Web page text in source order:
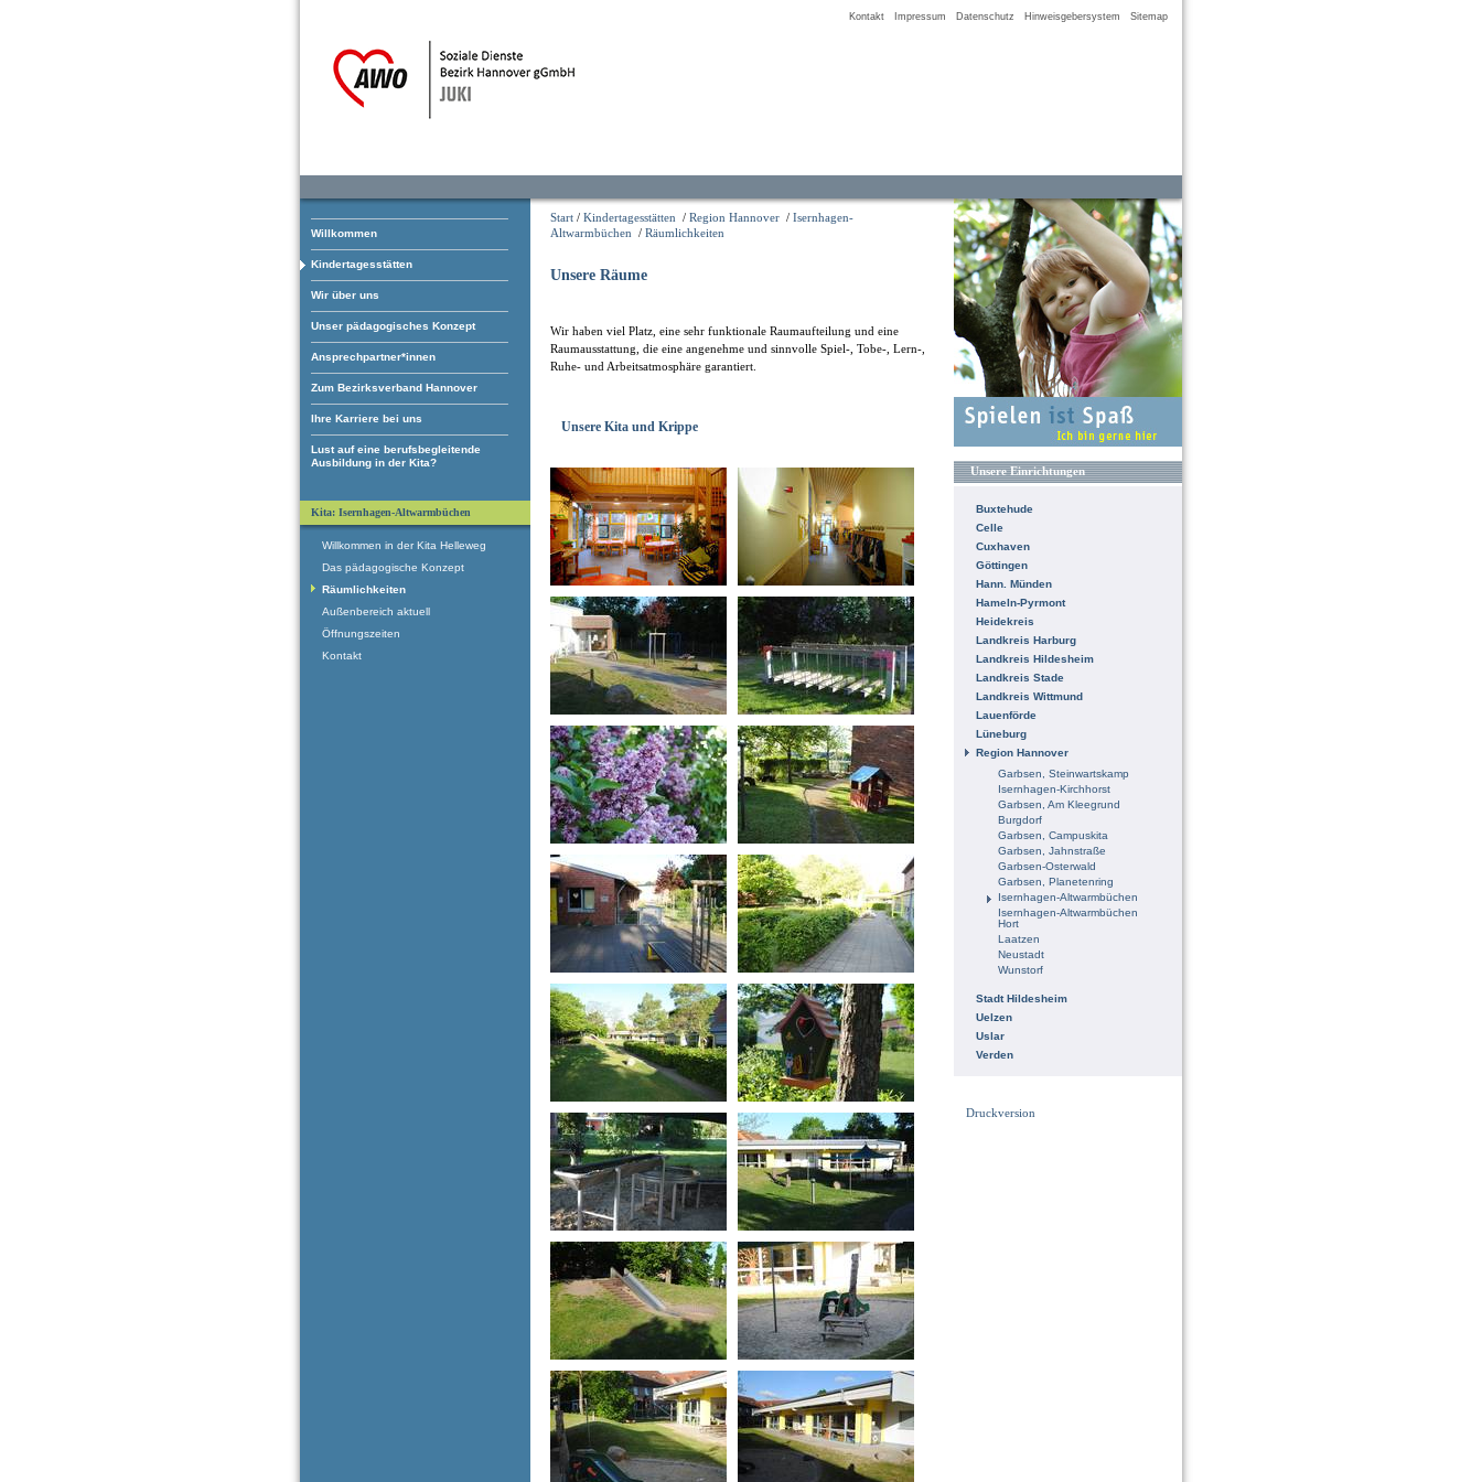
Kontakt Impressum Datenschutz Hinweisgebersystem Sitemap
Willkommen
Kindertagesstätten
Wir über uns
Unser pädagogisches Konzept
Ansprechpartner*innen
Zum Bezirksverband Hannover
Ihre Karriere bei uns
Lust auf eine berufsbegleitende
Ausbildung in der Kita?
Start / Kindertagesstätten / Region Hannover / Isernhagen-
Altwarmbüchen / Räumlichkeiten
Unsere Räume
Wir haben viel Platz, eine sehr funktionale Raumaufteilung und eine
Raumausstattung, die eine angenehme und sinnvolle Spiel-, Tobe-, Lern-,
Ruhe- und Arbeitsatmosphäre garantiert.
Unsere Kita und Krippe
Unsere Einrichtungen
Buxtehude
Celle
Cuxhaven
Göttingen
Hann. Münden
Hameln-Pyrmont
Heidekreis
Landkreis Harburg
Landkreis Hildesheim
Landkreis Stade
Landkreis Wittmund
Lauenförde
Lüneburg
Region Hannover
Garbsen, Steinwartskamp
Isernhagen-Kirchhorst
Garbsen, Am Kleegrund
Burgdorf
Garbsen, Campuskita
Garbsen, Jahnstraße
Garbsen-Osterwald
Garbsen, Planetenring
Isernhagen-Altwarmbüchen
Isernhagen-Altwarmbüchen
Hort
Laatzen
Neustadt
Wunstorf
Stadt Hildesheim
Uelzen
Uslar
Verden
Druckversion
Kita: Isernhagen-Altwarmbüchen
Willkommen in der Kita Helleweg
Das pädagogische Konzept
Räumlichkeiten
Außenbereich aktuell
Öffnungszeiten
Kontakt